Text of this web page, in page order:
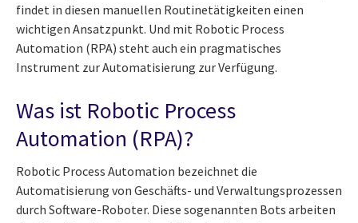
findet in diesen manuellen Routinetätigkeiten einen
wichtigen Ansatzpunkt. Und mit Robotic Process
Automation (RPA) steht auch ein pragmatisches
Instrument zur Automatisierung zur Verfügung.
Was ist Robotic Process
Automation (RPA)?
Robotic Process Automation bezeichnet die
Automatisierung von Geschäfts- und Verwaltungsprozessen
durch Software-Roboter. Diese sogenannten Bots arbeiten